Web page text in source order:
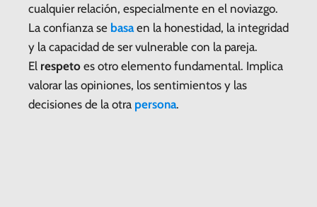
cualquier relación, especialmente en el noviazgo.
La confianza se basaen la honestidad, la integridad
y la capacidad de ser vulnerable con la pareja.
El respeto es otro elemento fundamental. Implica
valorar las opiniones, los sentimientos y las
decisiones de la otra persona.